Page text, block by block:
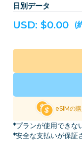
日別データ
USD: $0.00 (
eSIMの
*プランが使用できな
*安全な支払いが保証